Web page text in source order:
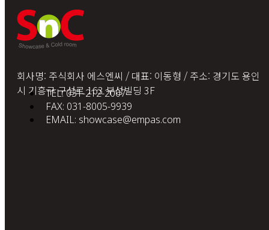
회사명: 주식회사 에스엔씨 / 대표: 이동형 / 주소: 경기도 용인
시 기흥구 구성로 163 부성빌딩 3F
TEL: 031-212-2007
FAX: 031-8005-9939
EMAIL: showcase@empas.com